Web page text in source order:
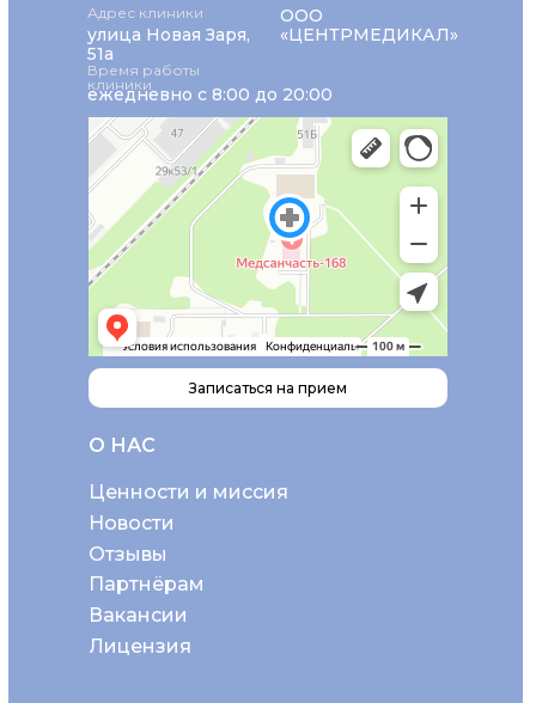
О НАС
Ценности и миссия
Новости
Отзывы
Партнёрам
Вакансии
Лицензия
ежедневно с 8:00 до 20:00
Время работы
клиники
Адрес клиники
улица Новая Заря,
51а
ООО
«ЦЕНТРМЕДИКАЛ»
Записаться на прием